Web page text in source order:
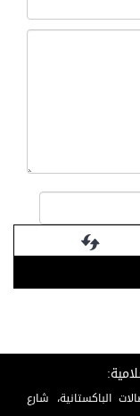
الباكستانية، شارع